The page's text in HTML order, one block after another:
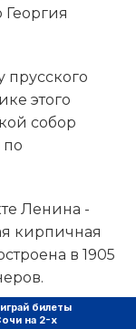
Георгия
этого
собор
по
Ленина -
кирпичная
в 1905
крыша с
х годов,
билеты
на 2-х